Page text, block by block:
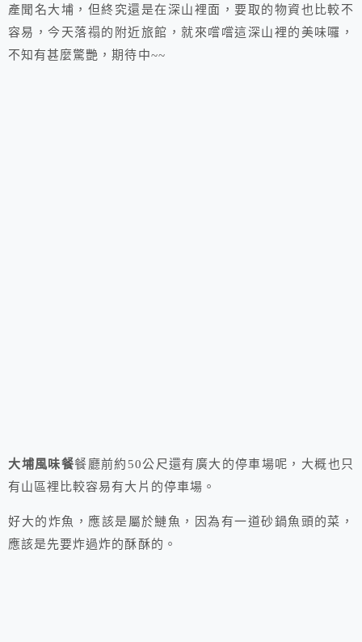
產聞名大埔，但終究還是在深山裡面，要取的物資也比較不
容易，今天落禢的附近旅館，就來嚐嚐這深山裡的美味囉，
不知有甚麼驚艷，期待中~~
大埔風味餐餐廳前約50公尺還有廣大的停車場呢，大概也只
有山區裡比較容易有大片的停車場。
好大的炸魚，應該是屬於鰱魚，因為有一道砂鍋魚頭的菜，
應該是先要炸過炸的酥酥的。